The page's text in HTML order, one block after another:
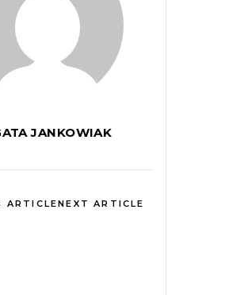
JANKOWIAK
ARTICLENEXT ARTICLE